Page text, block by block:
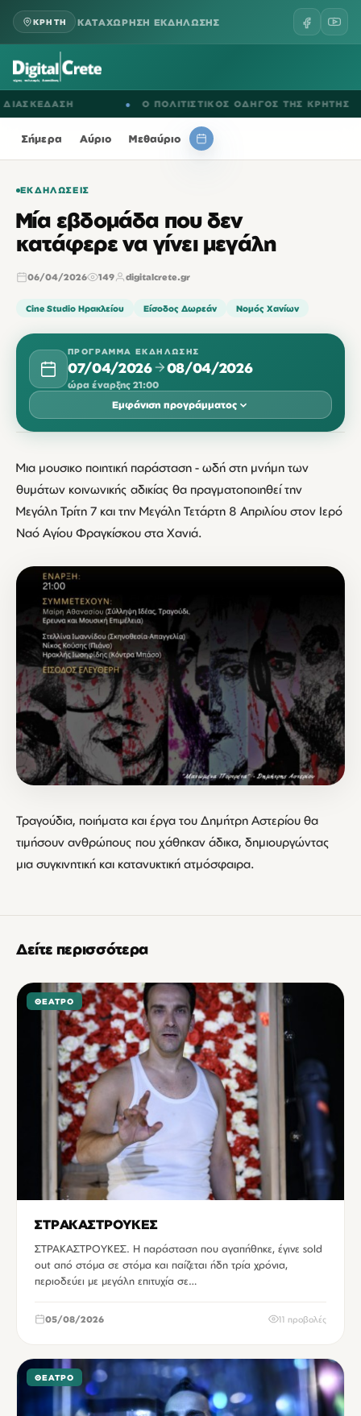
ΚΡΗΤΗ ΚΑΤΑΧΩΡΗΣΗ ΕΚΔΗΛΩΣΗΣ
Ο ΠΟΛΙΤΙΣΤΙΚΟΣ ΟΔΗΓΟΣ ΤΗΣ ΚΡΗΤΗΣ
Σήμερα Αύριο Μεθαύριο
ΕΚΔΗΛΏΣΕΙΣ
Μία εβδομάδα που δεν
κατάφερε να γίνει μεγάλη
06/04/2026 149 digitalcrete.gr
Cine Studio Ηρακλείου Είσοδος Δωρεάν Νομός Χανίων
ΠΡΌΓΡΑΜΜΑ ΕΚΔΉΛΩΣΗΣ
07/04/2026 08/04/2026
ώρα έναρξης 21:00
Εμφάνιση προγράμματος
07
21:00
08
21:00
Μια μουσικο ποιητική παράσταση - ωδή στη μνήμη των
θυμάτων κοινωνικής αδικίας θα πραγματοποιηθεί την
Μεγάλη Τρίτη 7 και την Μεγάλη Τετάρτη 8 Απριλίου στον Ιερό
Ναό Αγίου Φραγκίσκου στα Χανιά.
Τραγούδια, ποιήματα και έργα του Δημήτρη Αστερίου θα
τιμήσουν ανθρώπους που χάθηκαν άδικα, δημιουργώντας
μια συγκινητική και κατανυκτική ατμόσφαιρα.
Δείτε περισσότερα
ΘΈΑΤΡΟ
ΣΤΡΑΚΑΣΤΡΟΥΚΕΣ
ΣΤΡΑΚΑΣΤΡΟΥΚΕΣ. Η παράσταση που αγαπήθηκε, έγινε sold
out από στόμα σε στόμα και παίζεται ήδη τρία χρόνια,
περιοδεύει με μεγάλη επιτυχία σε…
05/08/2026 11 προβολές
ΘΈΑΤΡΟ